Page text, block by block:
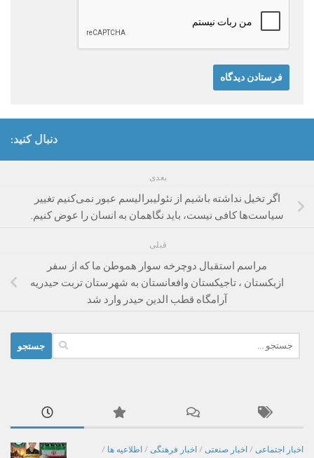
دنبال کنید:
بعدی
اگر تخیل نداشته باشیم از نئولیبرالیسم عبور نمی‌کنیم تغییر
سیاست‌ها کافی نیست، باید نگاهمان به انسان را عوض کنیم.
قبلی
مراسم استقبال دوچرخه سوار هموطن ما که از سفر
ازبکستان ، تاجیکستان وافعانستان به شهرستان تربت حیدریه
آرامگاه قطب الدین حیدر وارد شد
برای:
اخبار اجتماعی / اخبار صنعتی / اخبار فرهنگی / اطلاعیه ها /